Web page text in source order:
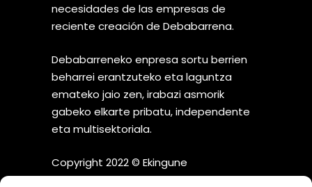
necesidades de las empresas de
reciente creación de Debabarrena.
Debabarreneko enpresa sortu berrien
beharrei erantzuteko eta laguntza
emateko jaio zen, irabazi asmorik
gabeko elkarte pribatu, independente
eta multisektoriala.
Copyright 2022 © Ekingune